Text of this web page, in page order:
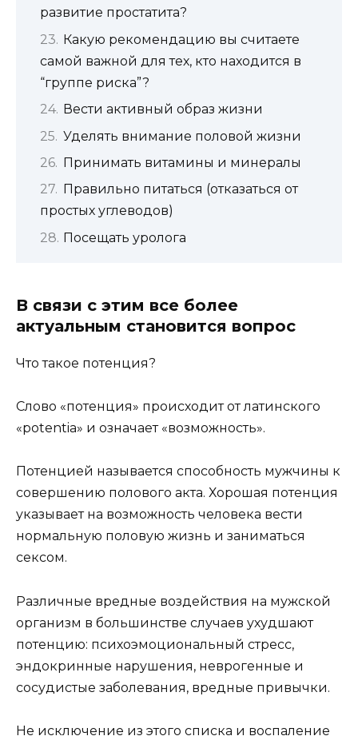
развитие простатита?
Какую рекомендацию вы считаете
самой важной для тех, кто находится в
“группе риска”?
Вести активный образ жизни
Уделять внимание половой жизни
Принимать витамины и минералы
Правильно питаться (отказаться от
простых углеводов)
Посещать уролога
В связи с этим все более
актуальным становится вопрос
Что такое потенция?
Слово «потенция» происходит от латинского
«potentia» и означает «возможность».
Потенцией называется способность мужчины к
совершению полового акта. Хорошая потенция
указывает на возможность человека вести
нормальную половую жизнь и заниматься
сексом.
Различные вредные воздействия на мужской
организм в большинстве случаев ухудшают
потенцию: психоэмоциональный стресс,
эндокринные нарушения, неврогенные и
сосудистые заболевания, вредные привычки.
Не исключение из этого списка и воспаление